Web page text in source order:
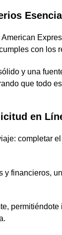
con los
y una
que todo
en
completar
financieros,